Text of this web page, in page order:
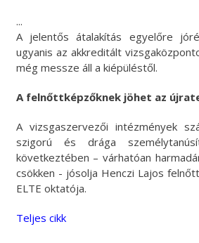
...
A jelentős átalakítás egyelőre
ugyanis az akkreditált
még messze áll a kiépüléstől.
A felnőttképzőknek jöhet az
A vizsgaszervezői intézmények
szigorú és drága
következtében – várhatóan
csökken - jósolja Henczi Lajos
ELTE oktatója.
Teljes cikk